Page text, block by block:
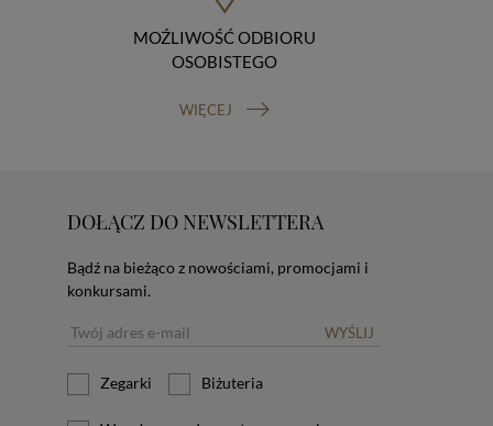
MOŹLIWOŚĆ ODBIORU
OSOBISTEGO
WIĘCEJ
DOŁĄCZ DO NEWSLETTERA
Bądź na bieżąco z nowościami, promocjami i
konkursami.
WYŚLIJ
Zegarki Biżuteria